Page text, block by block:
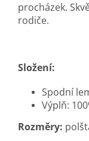
procházek.
rodiče.
Složení:
Spodní
Výplň:
Rozměry: